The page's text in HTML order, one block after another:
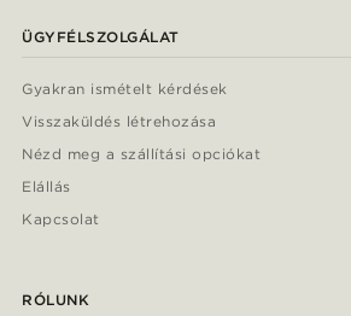
ÜGYFÉLSZOLGÁLAT
Gyakran ismételt kérdések
Visszaküldés létrehozása
Nézd meg a szállítási opciókat
Elállás
Kapcsolat
RÓLUNK